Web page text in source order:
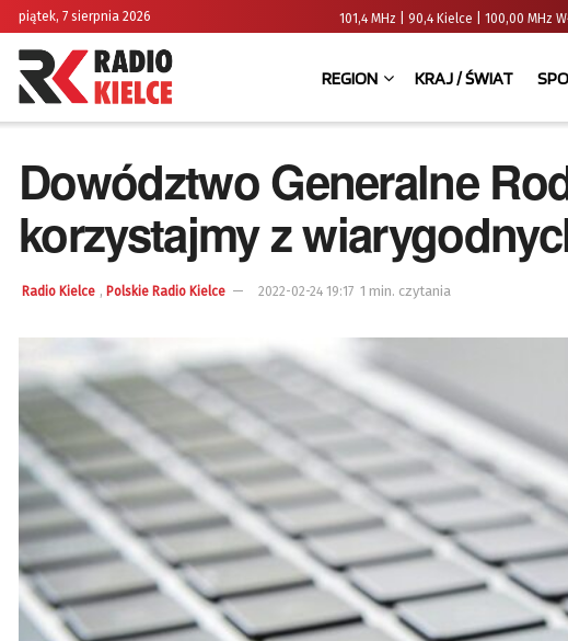
piątek, 7 sierpnia 2026 101,4 MHz | 90,4 Kielce | 100,00 MHz
REGION KRAJ / ŚWIAT
Dowództwo Generalne
korzystajmy z
Radio Kielce , Polskie Radio Kielce 2022-02-24 19:17 1 min. czytania